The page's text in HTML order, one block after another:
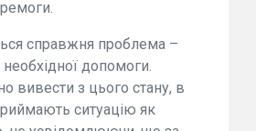
справжня проблема –
необхідної допомоги.
вивести з цього стану, в
ситуацію як